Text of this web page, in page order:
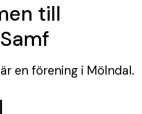
till
är en förening i Mölndal.